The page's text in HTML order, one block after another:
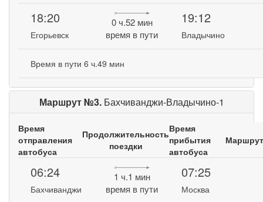
18:20
Егорьевск
0 ч.52 мин
время в пути
19:12
Владычино
Время в пути 6 ч.49 мин
Маршрут №3. Бахчиванджи-Владычино-1
Время
отправления
автобуса
Продолжительность
поездки
Время
прибытия
автобуса
Маршрут
06:24
Бахчиванджи
1 ч.1 мин
время в пути
07:25
Москва